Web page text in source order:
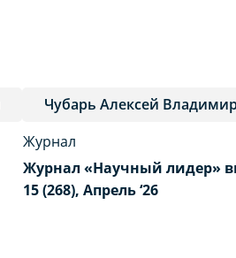
Чубарь Алексей
Журнал
Журнал «Научный лидер»
15 (268), Апрель ‘26